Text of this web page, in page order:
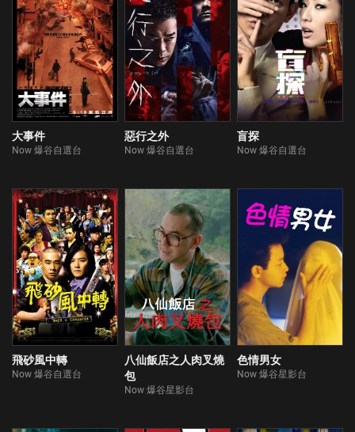
大事件
Now 爆谷自選台
惡行之外
Now 爆谷自選台
盲探
Now 爆谷自選台
飛砂風中轉
Now 爆谷自選台
八仙飯店之人肉叉燒
包
Now 爆谷星影台
色情男女
Now 爆谷星影台